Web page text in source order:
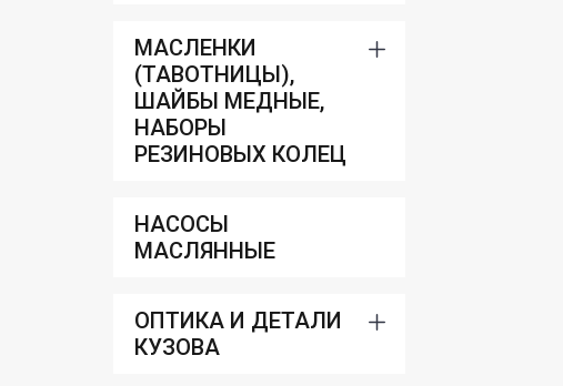
МАСЛЕНКИ
(ТАВОТНИЦЫ),
ШАЙБЫ МЕДНЫЕ,
НАБОРЫ
РЕЗИНОВЫХ КОЛЕЦ
НАСОСЫ
МАСЛЯННЫЕ
ОПТИКА И ДЕТАЛИ
КУЗОВА